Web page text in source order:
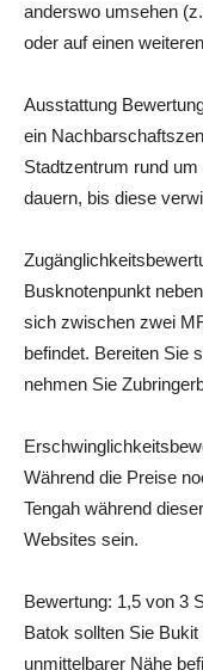
anderswo umsehen
oder auf einen
Ausstattung
ein
Stadtzentrum rund
dauern, bis diese
Busknotenpunkt
sich zwischen zwei
befindet. Bereiten Sie
nehmen Sie
Während die Preise
Tengah während
Websites sein.
Bewertung: 1,5 von 3
Batok sollten Sie
unmittelbarer Nähe